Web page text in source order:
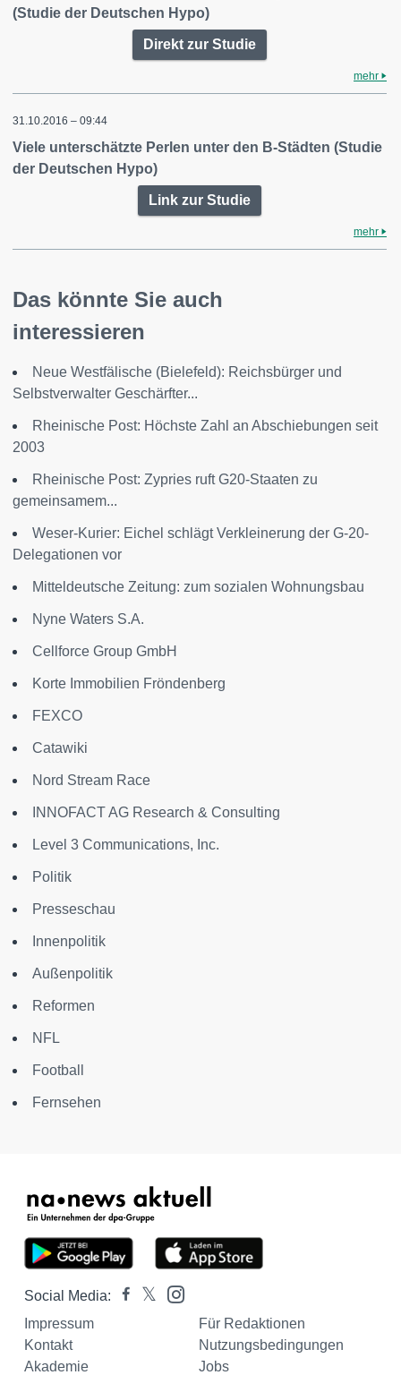
(Studie der Deutschen Hypo)
Direkt zur Studie
mehr
31.10.2016 – 09:44
Viele unterschätzte Perlen unter den B-Städten (Studie
der Deutschen Hypo)
Link zur Studie
mehr
Das könnte Sie auch
interessieren
Neue Westfälische (Bielefeld): Reichsbürger und
Selbstverwalter Geschärfter...
Rheinische Post: Höchste Zahl an Abschiebungen seit
2003
Rheinische Post: Zypries ruft G20-Staaten zu
gemeinsamem...
Weser-Kurier: Eichel schlägt Verkleinerung der G-20-
Delegationen vor
Mitteldeutsche Zeitung: zum sozialen Wohnungsbau
Nyne Waters S.A.
Cellforce Group GmbH
Korte Immobilien Fröndenberg
FEXCO
Catawiki
Nord Stream Race
INNOFACT AG Research & Consulting
Level 3 Communications, Inc.
Politik
Presseschau
Innenpolitik
Außenpolitik
Reformen
NFL
Football
Fernsehen
Social Media:
Impressum
Für Redaktionen
Kontakt
Nutzungsbedingungen
Akademie
Jobs